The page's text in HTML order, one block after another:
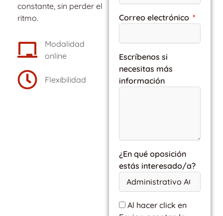
constante, sin perder el
ritmo.
Modalidad
online
Flexibilidad
Correo electrónico
Escríbenos si
necesitas más
información
¿En qué oposición
estás interesado/a?
Al hacer click en